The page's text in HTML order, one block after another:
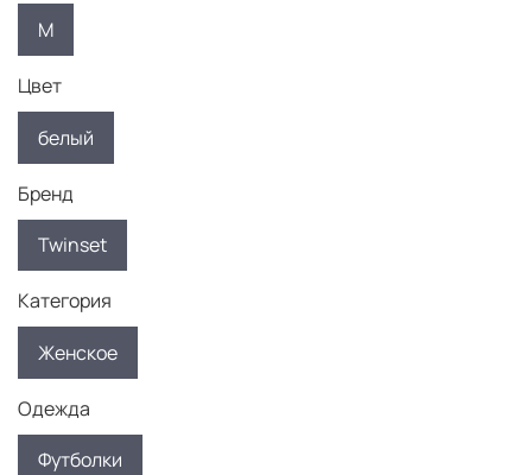
M
Цвет
белый
Бренд
Twinset
Категория
Женское
Одежда
Футболки